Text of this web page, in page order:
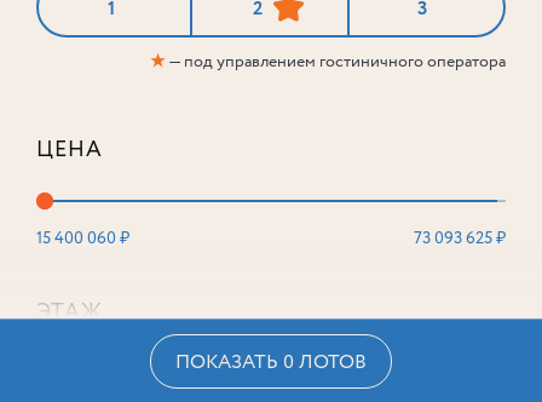
1 2 3
★— под управлением гостиничного оператора
ЦЕНА
15 400 060 ₽ 73 093 625 ₽
ЭТАЖ
ПОКАЗАТЬ 0 ЛОТОВ